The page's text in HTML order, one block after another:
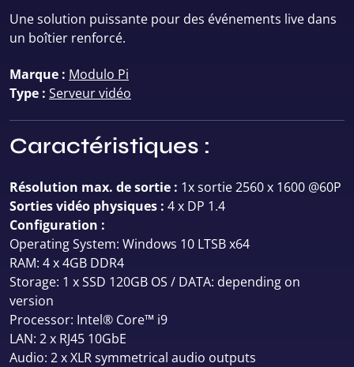
Une solution puissante pour des événements live dans
un boîtier renforcé.
Marque : Modulo Pi
Type : Serveur vidéo
Caractéristiques :
Résolution max. de sortie : 1x sortie 2560 x 1600 @60P
Sorties vidéo physiques : 4 x DP 1.4
Configuration :
Operating System: Windows 10 LTSB x64
RAM: 4 x 4GB DDR4
Storage: 1 x SSD 120GB OS / DATA: depending on
version
Processor: Intel® Core™ i9
LAN: 2 x RJ45 10GbE
Audio: 2 x XLR symmetrical audio outputs